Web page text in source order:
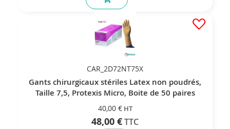
CAR_2D72NT75X
Gants chirurgicaux stériles Latex non poudrés,
Taille 7,5, Protexis Micro, Boite de 50 paires
40,00 €
48,00 €